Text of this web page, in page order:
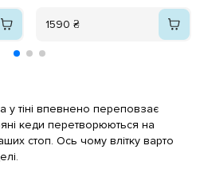
Я
за
1590 ₴
у тіні впевнено переповзає
кеди перетворюються на
стоп. Ось чому влітку варто